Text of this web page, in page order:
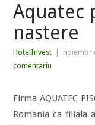
Aquatec
nastere
HotelInvest
comentariu
Firma AQUATEC
Romania ca filiala